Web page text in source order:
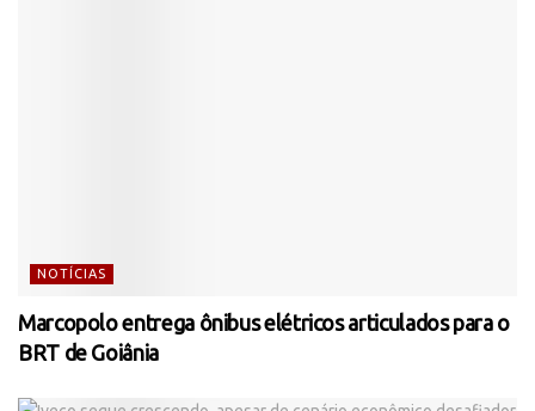
NOTÍCIAS
Marcopolo entrega ônibus elétricos articulados para o
BRT de Goiânia